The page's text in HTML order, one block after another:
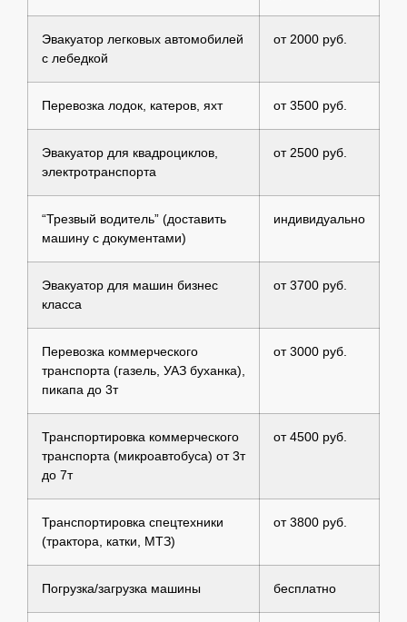
Эвакуатор легковых автомобилей
с лебедкой
от 2000 руб.
Перевозка лодок, катеров, яхт от 3500 руб.
Эвакуатор для квадроциклов,
электротранспорта
от 2500 руб.
“Трезвый водитель” (доставить
машину с документами)
индивидуально
Эвакуатор для машин бизнес
класса
от 3700 руб.
Перевозка коммерческого
транспорта (газель, УАЗ буханка),
пикапа до 3т
от 3000 руб.
Транспортировка коммерческого
транспорта (микроавтобуса) от 3т
до 7т
от 4500 руб.
Транспортировка спецтехники
(трактора, катки, МТЗ)
от 3800 руб.
Погрузка/загрузка машины бесплатно